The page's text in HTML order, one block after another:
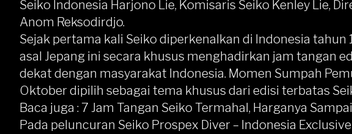
Seiko Indonesia Harjono Lie, Komisaris Seiko Kenley Lie,
Anom Reksodirdjo.
Sejak pertama kali Seiko diperkenalkan di Indonesia
asal Jepang ini secara khusus menghadirkan jam tangan
dekat dengan masyarakat Indonesia. Momen Sumpah
Oktober dipilih sebagai tema khusus dari edisi terbatas
Baca juga : 7 Jam Tangan Seiko Termahal, Harganya
Pada peluncuran Seiko Prospex Diver – Indonesia